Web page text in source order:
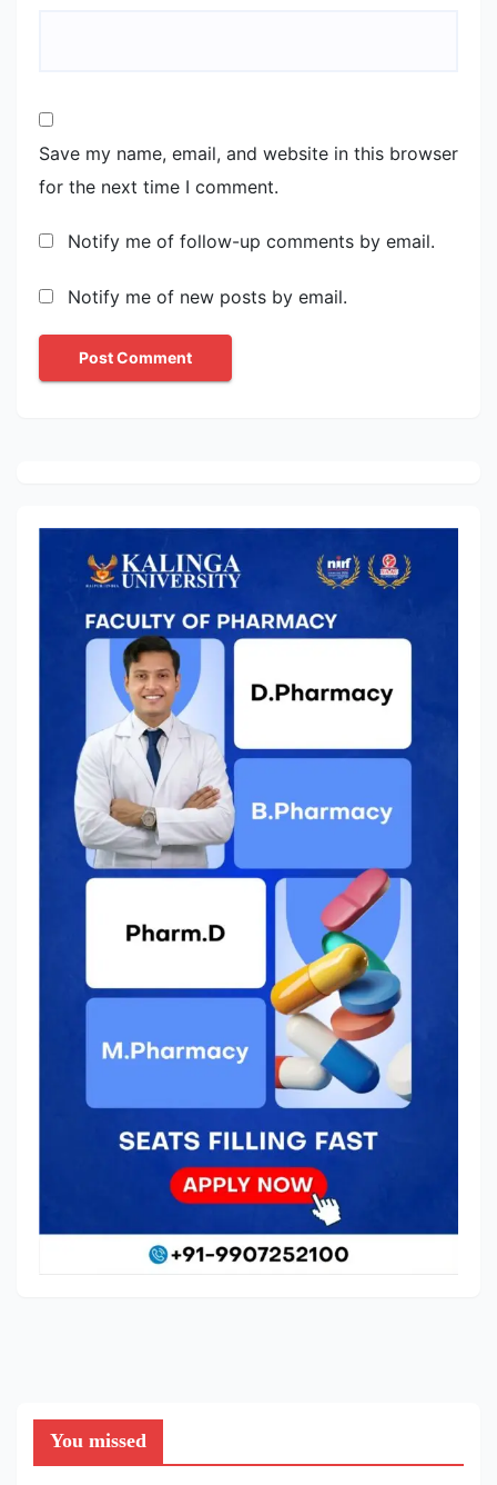
Save my name, email, and website in this browser
for the next time I comment.
Notify me of follow-up comments by email.
Notify me of new posts by email.
You missed